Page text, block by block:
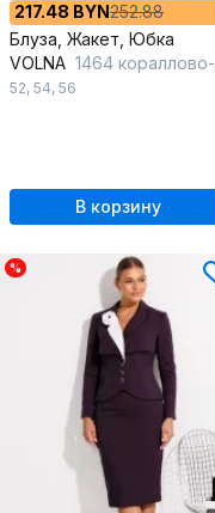
217.48 BYN252.88
Блуза, Жакет, Юбка
VOLNA 1464 кораллово-розовый
52, 54, 56
В корзину
%